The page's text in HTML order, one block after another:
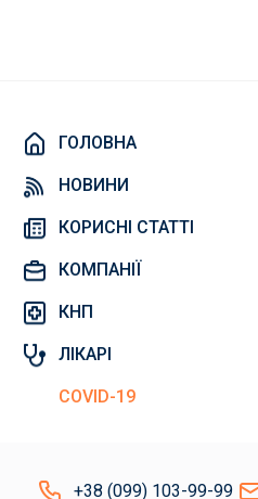
ГОЛОВНА
НОВИНИ
КОРИСНІ СТАТТІ
КОМПАНІЇ
КНП
ЛІКАРІ
COVID-19
+38 (099) 103-99-99